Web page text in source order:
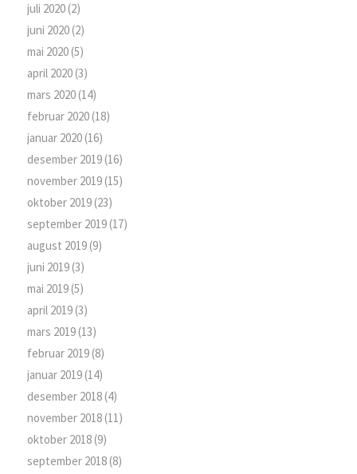
juli 2020(2)
juni 2020(2)
mai 2020(5)
april 2020(3)
mars 2020(14)
februar 2020(18)
januar 2020(16)
desember 2019(16)
november 2019(15)
oktober 2019(23)
september 2019(17)
august 2019(9)
juni 2019(3)
mai 2019(5)
april 2019(3)
mars 2019(13)
februar 2019(8)
januar 2019(14)
desember 2018(4)
november 2018(11)
oktober 2018(9)
september 2018(8)